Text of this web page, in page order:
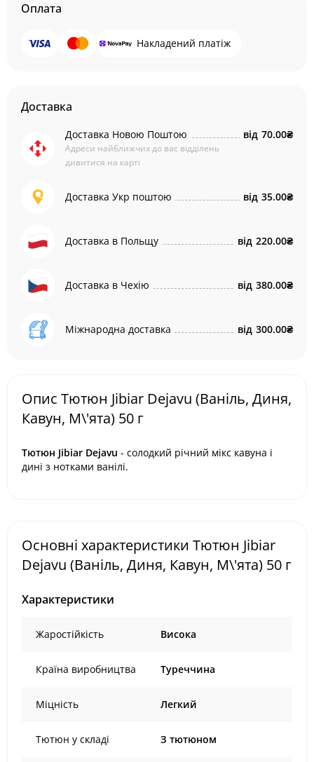
Оплата
Накладений платіж
Доставка
Доставка Новою Поштою
Адреси найближчих до вас відділень
дивитися на карті
від 70.00₴
Доставка Укр поштою від 35.00₴
Доставка в Польщу від 220.00₴
Доставка в Чехію від 380.00₴
Міжнародна доставка від 300.00₴
Опис Тютюн Jibiar Dejavu (Ваніль, Диня,
Кавун, М\'ята) 50 г
Тютюн Jibiar Dejavu - солодкий річний мікс кавуна і
дині з нотками ванілі.
Основні характеристики Тютюн Jibiar
Dejavu (Ваніль, Диня, Кавун, М\'ята) 50 г
Характеристики
Жаростійкість Висока
Країна виробництва Туреччина
Міцність Легкий
Тютюн у складі З тютюном